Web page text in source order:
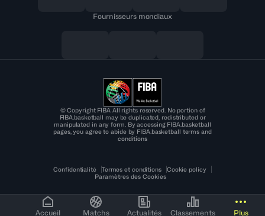
Accueil Matchs Actualités Classements Plus
Fournisseurs mondiaux
© Copyright FIBA All rights reserved. No portion of
FIBA.basketball may be duplicated, redistributed or
manipulated in any form. By accessing FIBA.basketball
pages, you agree to abide by FIBA.basketball terms and
conditions
Confidentialité Termes et conditions
Cookie policy
Paramètres des Cookies